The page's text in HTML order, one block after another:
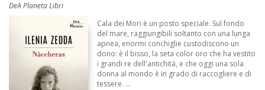
DeA Planeta Libri
Cala dei Mori è un posto speciale. Sul fondo
del mare, raggiungibili soltanto con una lunga
apnea, enormi conchiglie custodiscono un
dono: è il bisso, la seta color oro che ha vestito
i grandi re dell'antichità, e che oggi una sola
donna al mondo è in grado di raccogliere e di
tessere. ...